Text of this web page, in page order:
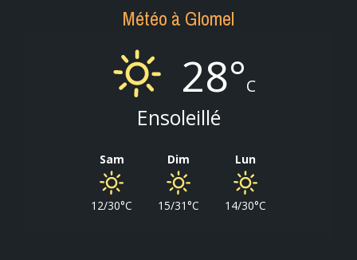
Météo à Glomel
28°C
Ensoleillé
Sam
12/30°C
Dim
15/31°C
Lun
14/30°C